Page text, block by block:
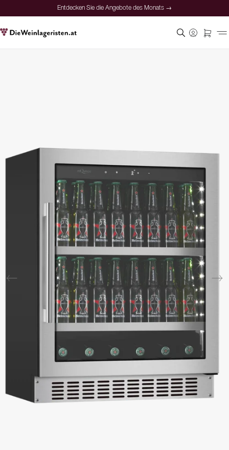
Entdecken Sie die Angebote des Monats →